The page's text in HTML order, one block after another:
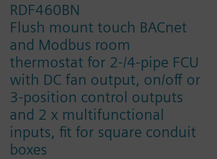
RDF460BN
Flush mount touch BACnet
and Modbus room
thermostat for 2-/4-pipe FCU
with DC fan output, on/off or
3-position control outputs
and 2 x multifunctional
inputs, fit for square conduit
boxes